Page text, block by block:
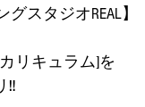
スタジオREAL】
リキュラム]を
‼